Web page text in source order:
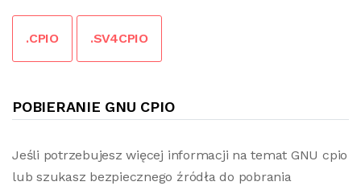
.CPIO .SV4CPIO
POBIERANIE GNU CPIO
Jeśli potrzebujesz więcej informacji na temat GNU cpio
lub szukasz bezpiecznego źródła do pobrania